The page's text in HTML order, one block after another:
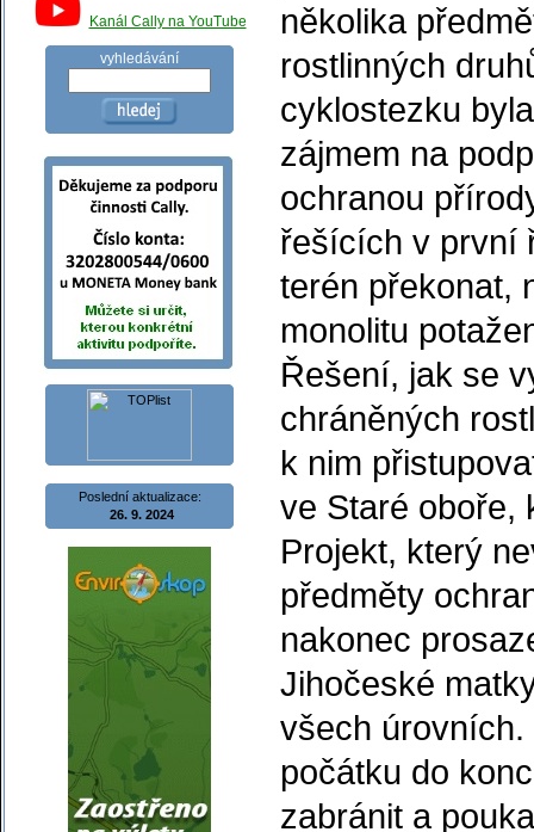
Kanál Cally na YouTube
vyhledávání
Poslední aktualizace:
26. 9. 2024
několika
rostlinných
cyklostezku
zájmem na
ochranou
řešících v první
terén překonat,
monolitu
Řešení, jak se
chráněných
k nim
ve Staré oboře,
Projekt, který
předměty
nakonec
Jihočeské
všech
počátku do
zabránit a